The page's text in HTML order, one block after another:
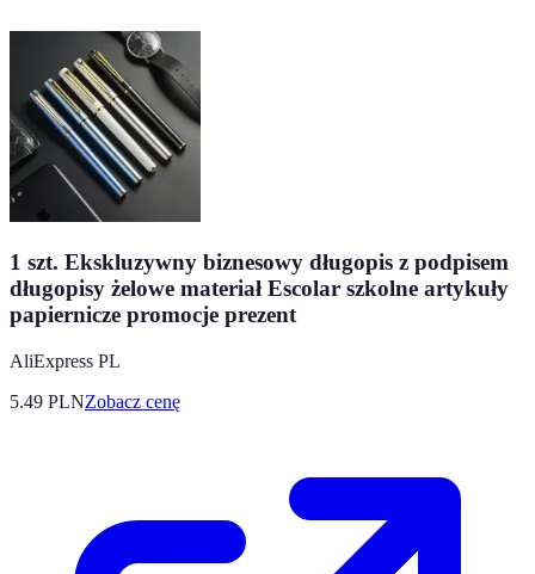
1 szt. Ekskluzywny biznesowy długopis z podpisem
długopisy żelowe materiał Escolar szkolne artykuły
papiernicze promocje prezent
AliExpress PL
5.49 PLNZobacz cenę